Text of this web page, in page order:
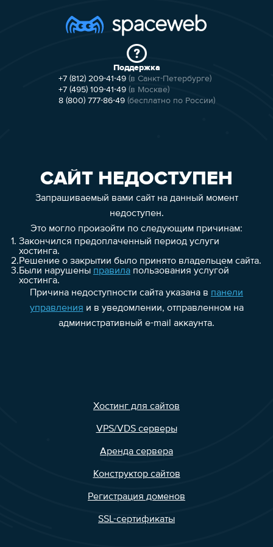
Поддержка
+7 (812) 209-41-49 (в Санкт-Петербурге)
+7 (495) 109-41-49 (в Москве)
8 (800) 777-86-49 (бесплатно по России)
САЙТ НЕДОСТУПЕН
Запрашиваемый вами сайт на данный момент
недоступен.
Это могло произойти по следующим причинам:
1. Закончился предоплаченный период услуги
хостинга.
2.Решение о закрытии было принято владельцем сайта.
3.Были нарушены правилапользования услугой
хостинга.
Причина недоступности сайта указана в панели
управления и в уведомлении, отправленном на
административный e-mail аккаунта.
Хостинг для сайтов
VPS/VDS серверы
Аренда сервера
Конструктор сайтов
Регистрация доменов
SSL-сертификаты